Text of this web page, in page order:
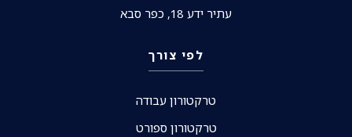
עתיר ידע 18, כפר סבא
לפי צורך
טרקטורון עבודה
טרקטורון ספורט